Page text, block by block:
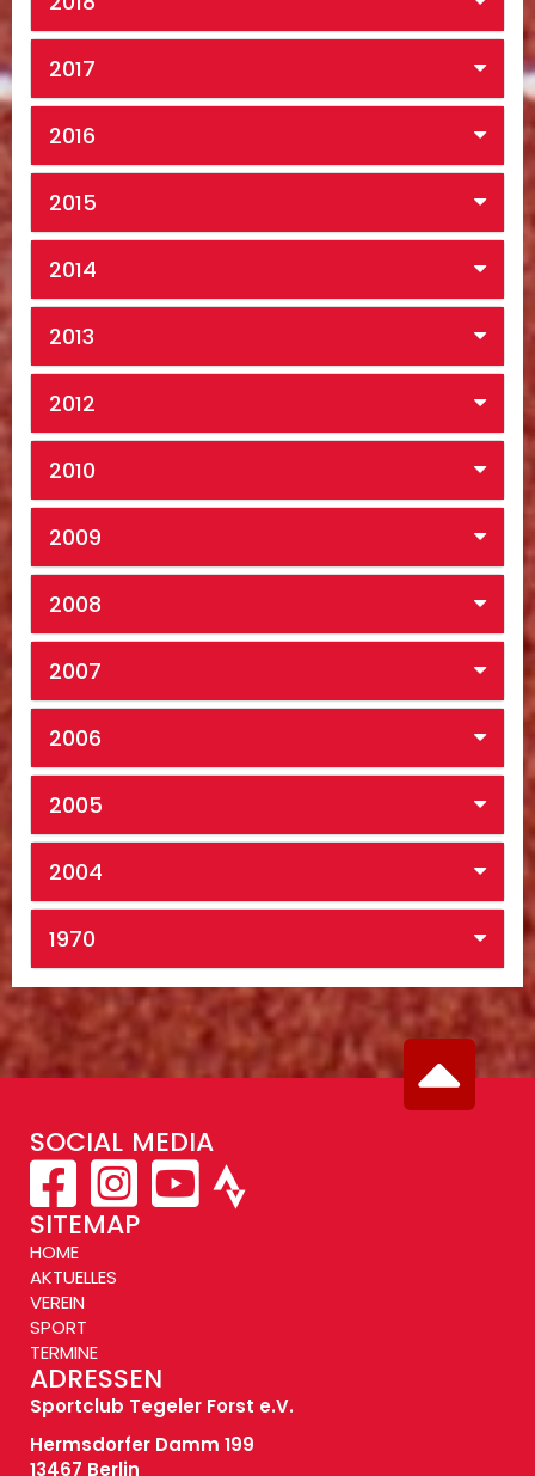
2017
2016
2015
2014
2013
2012
2010
2009
2008
2007
2006
2005
2004
1970
SOCIAL MEDIA
SITEMAP
HOME
AKTUELLES
VEREIN
SPORT
TERMINE
ADRESSEN
Sportclub Tegeler Forst e.V.
Hermsdorfer Damm 199
13467 Berlin